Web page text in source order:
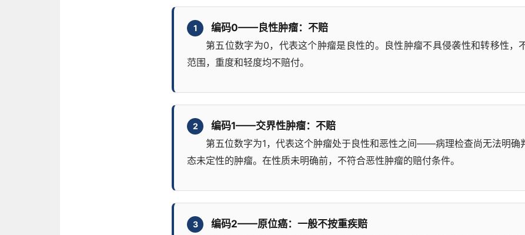
1
编码0——良性肿瘤：不赔
第五位数字为0，代表这个肿瘤是良性的。良性肿瘤不具侵袭性和转移性，
范围，重度和轻度均不赔付。
2
编码1——交界性肿瘤：不赔
第五位数字为1，代表这个肿瘤处于良性和恶性之间——病理检查尚无法明确
态未定性的肿瘤。在性质未明确前，不符合恶性肿瘤的赔付条件。
3
编码2——原位癌：一般不按重疾赔